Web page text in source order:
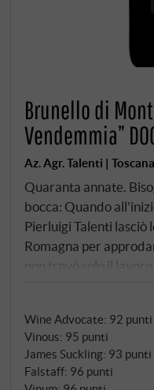
Brunello di
Vendemmia”
Az. Agr. Talenti | Toscana
Quaranta annate.
bocca: Quando
Pierluigi Talenti lasciò
Romagna per
non trovò solo il
anche il lavoro della
Poggione, ha
della denominazione
dei padri fondatori del
propri cloni di
Wine Advocate: 92 punti
Vinous: 95 punti
James Suckling: 93 punti
Falstaff: 96 punti